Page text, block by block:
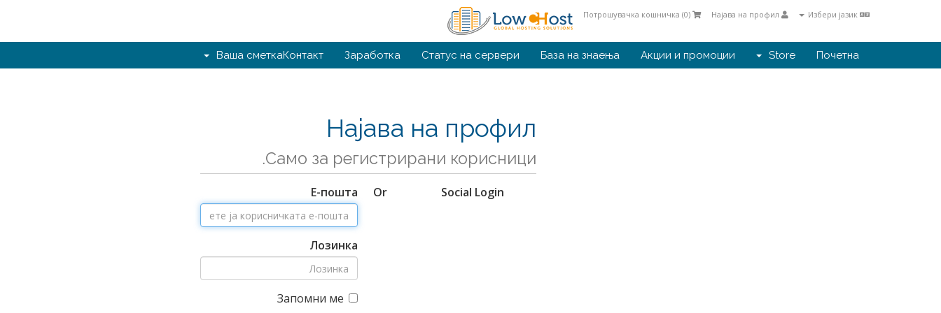
Потрошувачка кошничка (0)
Почетна
Store
Акции и промоции
База на знаења
Статус на сервери
Заработка
Контакт
Ваша сметка
Најава на профил
Само за регистрирани корисници.
Social Login
Or
Е-пошта
Лозинка
Запомни ме